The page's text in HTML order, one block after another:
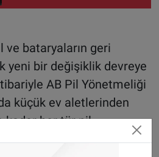
ve bataryaların geri
yeni bir değişiklik devreye
AB Pil Yönetmeliği
küçük ev aletlerinden
her tür pil,
merkezlerine ücretsiz